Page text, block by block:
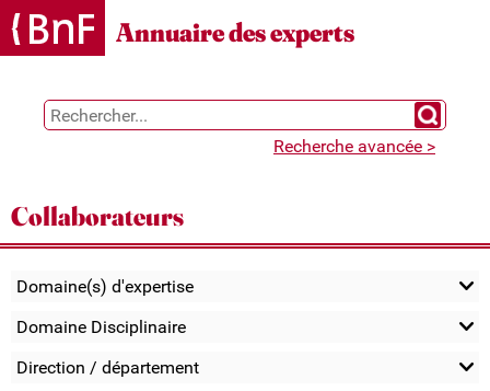
Gestion des cookies
Annuaire des experts
Chercher
Recherche avancée >
Collaborateurs
Domaine(s) d'expertise
Domaine Disciplinaire
Direction / département